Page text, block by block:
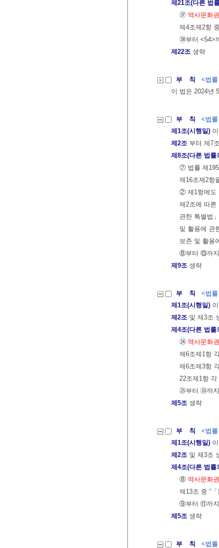
제21조(다른 법
㊲ 역사문화
제4조제2항
㊳부터 <54>
제22조 생략
부 칙
<법
이 법은 2024년
부 칙
<법
제1조(시행일)
제2조 부터 제7
제8조(다른 법률
⑦ 법률 제
제16조제2항
② 제1항에도
제2조에 따른
관한 특별법
및 활용에 관
보존 및 활용
⑧부터 ⑬까
제9조 생략
부 칙
<법
제1조(시행일)
제2조 및 제3조
제4조(다른 법률
㉔ 역사문화
제6조제1항
제6조제3항
22조제1항 각
㉕부터 ㉝까
제5조 생략
부 칙
<법
제1조(시행일)
제2조 및 제3조
제4조(다른 법률
⑧ 역사문화
제13조 중 “
⑨부터 ⑪까
제5조 생략
부 칙
<법